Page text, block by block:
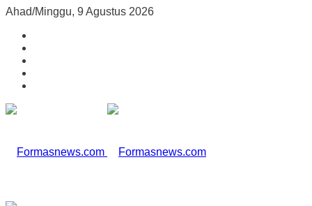
Ahad/Minggu, 9 Agustus 2026